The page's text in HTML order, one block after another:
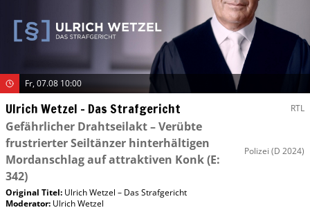
Fr, 07.08 10:00
Ulrich Wetzel – Das Strafgericht RTL
Gefährlicher Drahtseilakt – Verübte
frustrierter Seiltänzer hinterhältigen
Mordanschlag auf attraktiven Konk(E:
342)
Polizei (D 2024)
Original Titel: Ulrich Wetzel – Das Strafgericht
Moderator: Ulrich Wetzel